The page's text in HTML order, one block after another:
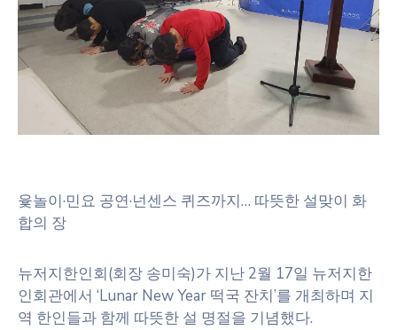
윷놀이·민요 공연·넌센스 퀴즈까지… 따뜻한 설맞이 화
합의 장
뉴저지한인회(회장 송미숙)가 지난 2월 17일 뉴저지한
인회관에서 ‘Lunar New Year 떡국 잔치’를 개최하며 지
역 한인들과 함께 따뜻한 설 명절을 기념했다.